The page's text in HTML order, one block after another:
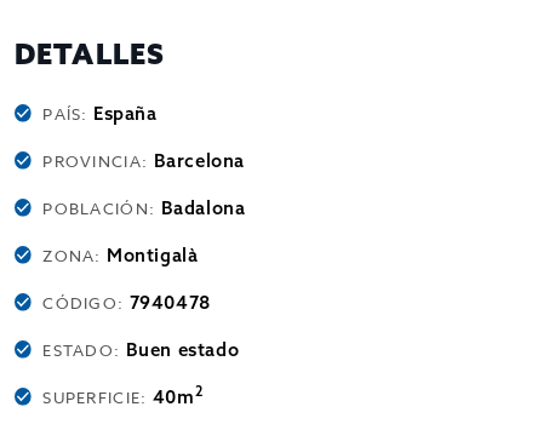
DETALLES
PAÍS: España
PROVINCIA: Barcelona
POBLACIÓN: Badalona
ZONA: Montigalà
CÓDIGO: 7940478
ESTADO: Buen estado
SUPERFICIE: 40m2